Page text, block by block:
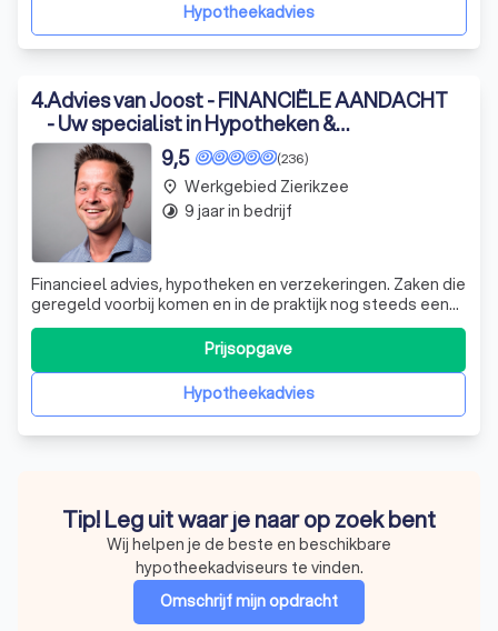
Hypotheekadvies
4.Advies van Joost - FINANCIËLE AANDACHT
- Uw specialist in Hypotheken &
Verzekeringen
(236)
9,5
Financieel advies, hypotheken en verzekeringen. Zaken die
geregeld voorbij komen en in de praktijk nog steeds een
minder positieve lading hebben. Je ziet het, bij het horen
ervan denkt men; daar heb je er weer één. Ik chargeer een
beetje, maar ondanks dat het imago van banken en
verzekeringen de laaHypotheekadvies
Prijsopgave
place Werkgebied Zierikzee
timelapse 9 jaar in bedrijf
Tip! Leg uit waar je naar op zoek bent
Wij helpen je de beste en beschikbare
hypotheekadviseurs te vinden.
Omschrijf mijn opdracht